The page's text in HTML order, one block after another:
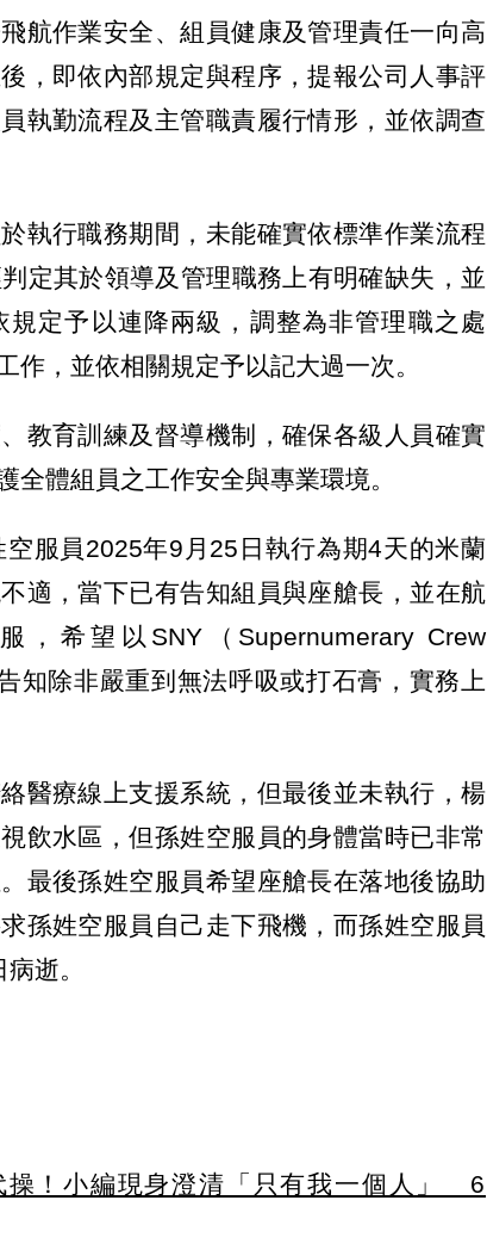
航作業安全、組員健康及管理責任一向高
，即依內部規定與程序，提報公司人事評
執勤流程及主管職責履行情形，並依調查
執行職務期間，未能確實依標準作業流程
定其於領導及管理職務上有明確缺失，並
定予以連降兩級，調整為非管理職之處
作，並依相關規定予以記大過一次。
教育訓練及督導機制，確保各級人員確實
全體組員之工作安全與專業環境。
服員2025年9月25日執行為期4天的米蘭
適，當下已有告知組員與座艙長，並在航
希望以SNY（Supernumerary Crew
知除非嚴重到無法呼吸或打石膏，實務上
醫療線上支援系統，但最後並未執行，楊
飲水區，但孫姓空服員的身體當時已非常
最後孫姓空服員希望座艙長在落地後協助
孫姓空服員自己走下飛機，而孫姓空服員
逝。
操！小編現身澄清「只有我一個人」 6